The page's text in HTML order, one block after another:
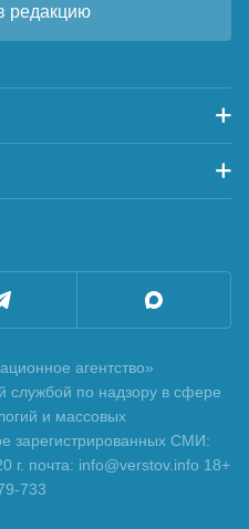
редакцию
агентство»
службой по надзору в сфере
и массовых
зарегистрированных СМИ:
почта: info@verstov.info 18+
733